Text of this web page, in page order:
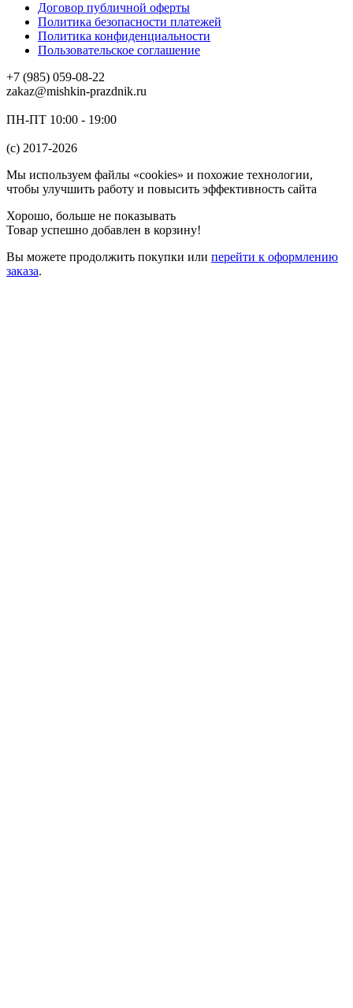
Договор публичной оферты
Политика безопасности платежей
Политика конфиденциальности
Пользовательское соглашение
+7 (985) 059-08-22
zakaz@mishkin-prazdnik.ru
ПН-ПТ 10:00 - 19:00
(c) 2017-2026
Мы используем файлы «cookies» и похожие технологии,
чтобы улучшить работу и повысить эффективность сайта
Хорошо, больше не показывать
Товар успешно добавлен в корзину!
Вы можете продолжить покупки или перейти к оформлению
заказа.